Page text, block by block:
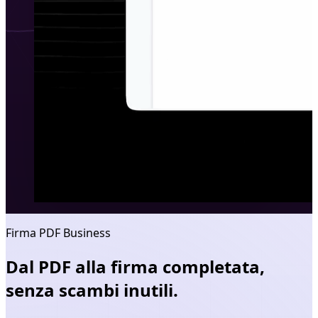
Firma PDF Business
Dal PDF alla firma completata,
senza scambi inutili.